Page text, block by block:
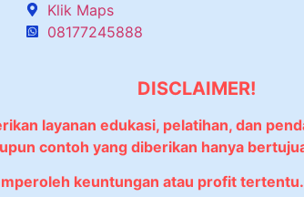
Klik Maps
08177245888
DISCLAIMER!
layanan edukasi, pelatihan, dan
contoh yang diberikan hanya
keuntungan atau profit